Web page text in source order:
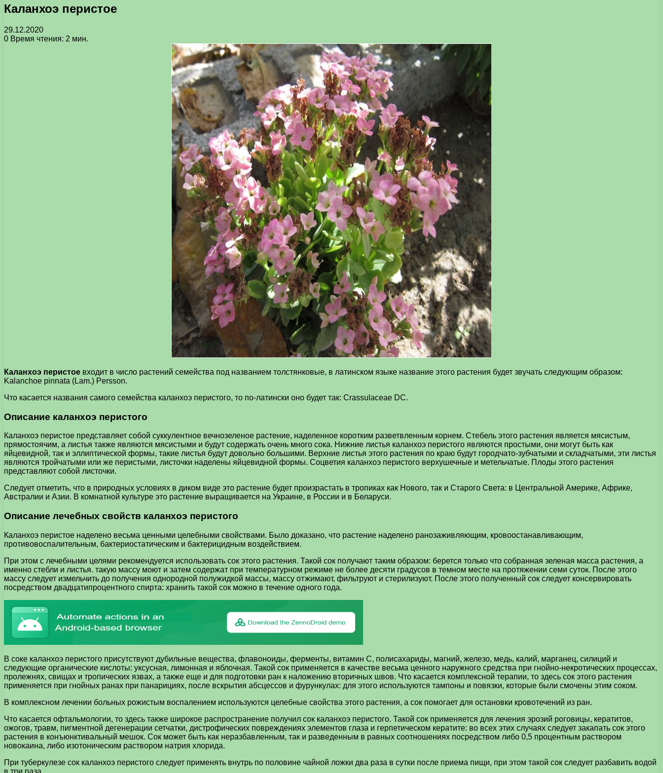
Каланхоэ перистое
29.12.2020
0 Время чтения: 2 мин.
Каланхоэ перистое входит в число растений семейства под названием толстянковые, в латинском языке название этого растения будет звучать следующим образом:
Kalanchoe pinnata (Lam.) Persson.
Что касается названия самого семейства каланхоэ перистого, то по-латински оно будет так: Crassulaceae DC.
Описание каланхоэ перистого
Каланхоэ перистое представляет собой суккулентное вечнозеленое растение, наделенное коротким разветвленным корнем. Стебель этого растения является мясистым,
прямостоячим, а листья также являются мясистыми и будут содержать очень много сока. Нижние листья каланхоэ перистого являются простыми, они могут быть как
яйцевидной, так и эллиптической формы, такие листья будут довольно большими. Верхние листья этого растения по краю будут городчато-зубчатыми и складчатыми, эти листья
являются тройчатыми или же перистыми, листочки наделены яйцевидной формы. Соцветия каланхоэ перистого верхушечные и метельчатые. Плоды этого растения
представляют собой листочки.
Следует отметить, что в природных условиях в диком виде это растение будет произрастать в тропиках как Нового, так и Старого Света: в Центральной Америке, Африке,
Австралии и Азии. В комнатной культуре это растение выращивается на Украине, в России и в Беларуси.
Описание лечебных свойств каланхоэ перистого
Каланхоэ перистое наделено весьма ценными целебными свойствами. Было доказано, что растение наделено ранозаживляющим, кровоостанавливающим,
противовоспалительным, бактериостатическим и бактерицидным воздействием.
При этом с лечебными целями рекомендуется использовать сок этого растения. Такой сок получают таким образом: берется только что собранная зеленая масса растения, а
именно стебли и листья. такую массу моют и затем содержат при температурном режиме не более десяти градусов в темном месте на протяжении семи суток. После этого
массу следует измельчить до получения однородной полужидкой массы, массу отжимают, фильтруют и стерилизуют. После этого полученный сок следует консервировать
посредством двадцатипроцентного спирта: хранить такой сок можно в течение одного года.
В соке каланхоэ перистого присутствуют дубильные вещества, флавоноиды, ферменты, витамин С, полисахариды, магний, железо, медь, калий, марганец, силиций и
следующие органические кислоты: уксусная, лимонная и яблочная. Такой сок применяется в качестве весьма ценного наружного средства при гнойно-некротических процессах,
пролежнях, свищах и тропических язвах, а также еще и для подготовки ран к наложению вторичных швов. Что касается комплексной терапии, то здесь сок этого растения
применяется при гнойных ранах при панарициях, после вскрытия абсцессов и фурункулах: для этого используются тампоны и повязки, которые были смочены этим соком.
В комплексном лечении больных рожистым воспалением используются целебные свойства этого растения, а сок помогает для остановки кровотечений из ран.
Что касается офтальмологии, то здесь также широкое распространение получил сок каланхоэ перистого. Такой сок применяется для лечения эрозий роговицы, кератитов,
ожогов, травм, пигментной дегенерации сетчатки, дистрофических повреждениях элементов глаза и герпетическом кератите: во всех этих случаях следует закапать сок этого
растения в конъюнктивальный мешок. Сок может быть как неразбавленным, так и разведенным в равных соотношениях посредством либо 0,5 процентным раствором
новокаина, либо изотоническим раствором натрия хлорида.
При туберкулезе сок каланхоэ перистого следует применять внутрь по половине чайной ложки два раза в сутки после приема пищи, при этом такой сок следует разбавить водой
в три раза.